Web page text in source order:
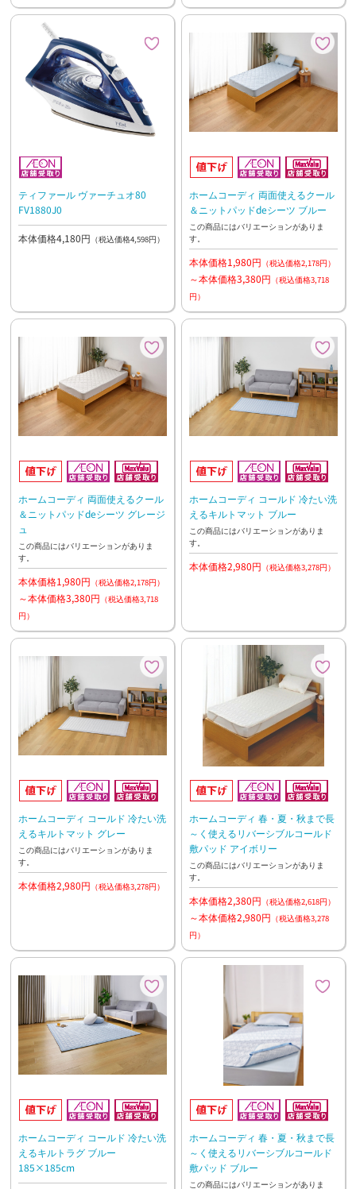
ティファール ヴァーチュオ80
FV1880J0
本体価格4,180円 （税込価格4,598円）
ホームコーディ 両面使えるクール
＆ニットパッドdeシーツ ブルー
この商品にはバリエーションがありま
す。
本体価格1,980円 （税込価格2,178円）
～本体価格3,380円 （税込価格3,718
円）
ホームコーディ 両面使えるクール
＆ニットパッドdeシーツ グレージ
ュ
この商品にはバリエーションがありま
す。
本体価格1,980円 （税込価格2,178円）
～本体価格3,380円 （税込価格3,718
円）
ホームコーディ コールド 冷たい洗
えるキルトマット ブルー
この商品にはバリエーションがありま
す。
本体価格2,980円 （税込価格3,278円）
ホームコーディ コールド 冷たい洗
えるキルトマット グレー
この商品にはバリエーションがありま
す。
本体価格2,980円 （税込価格3,278円）
ホームコーディ 春・夏・秋まで長
～く使えるリバーシブルコールド
敷パッド アイボリー
この商品にはバリエーションがありま
す。
本体価格2,380円 （税込価格2,618円）
～本体価格2,980円 （税込価格3,278
円）
ホームコーディ コールド 冷たい洗
えるキルトラグ ブルー
185×185cm
ホームコーディ 春・夏・秋まで長
～く使えるリバーシブルコールド
敷パッド ブルー
この商品にはバリエーションがありま